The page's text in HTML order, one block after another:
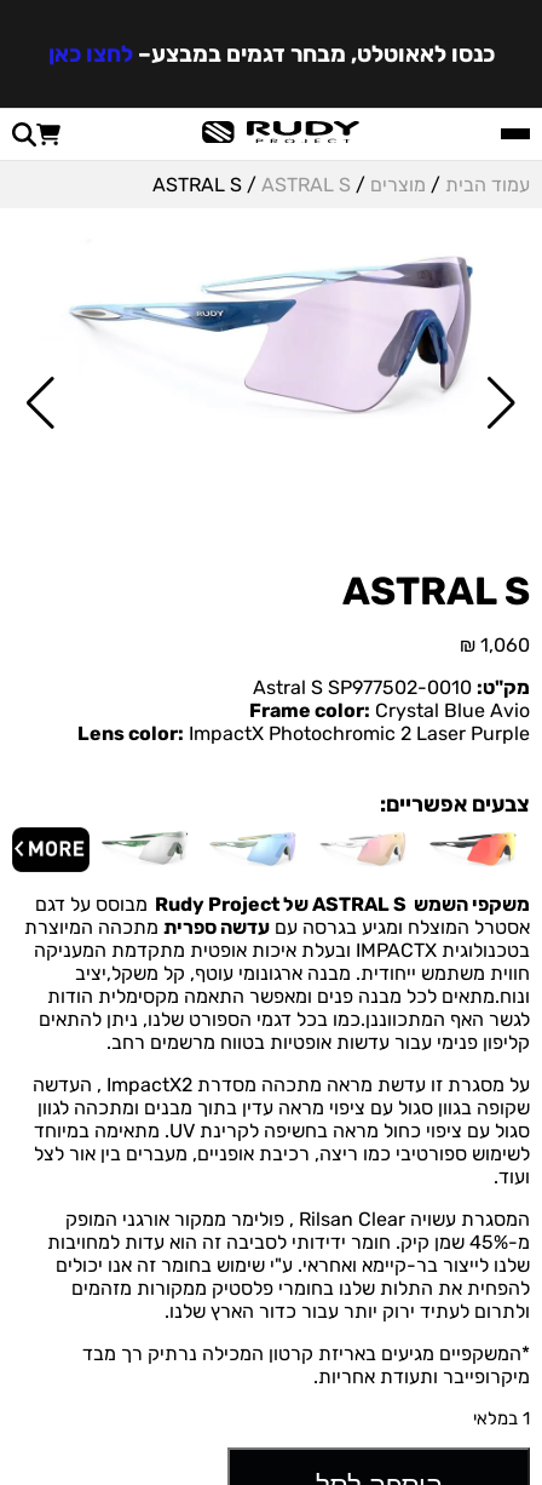
כנסו לאאוטלט, מבחר דגמים במבצע–לחצו כאן
עמוד הבית / מוצרים /
ASTRAL S
/ ASTRAL S
ASTRAL S
₪ 1,060
מק"ט:
Frame color: Crystal Blue Avio
Lens color: ImpactX Photochromic 2 Laser Purple
צבעים אפשריים:
משקפי השמש ASTRAL S של Rudy Project
מבוסס על דגם
אסטרל המוצלח ומגיע בגרסה עם עדשה ספרית מתכהה המיוצרת
בטכנולוגית IMPACTX ובעלת איכות אופטית מתקדמת המעניקה
חווית משתמש ייחודית. מבנה ארגונומי עוטף, קל משקל,יציב
ונוח.מתאים לכל מבנה פנים ומאפשר התאמה מקסימלית הודות
לגשר האף המתכווננן.כמו בכל דגמי הספורט שלנו, ניתן להתאים
קליפון פנימי עבור עדשות אופטיות בטווח מרשמים רחב.
על
מסגרת זו עדשת מראה מתכהה מסדרת ImpactX2 , העדשה
שקופה בגוון סגול עם ציפוי מראה עדין בתוך מבנים ומתכהה לגוון
סגול עם ציפוי כחול מראה בחשיפה לקרינת UV. מתאימה במיוחד
לשימוש ספורטיבי כמו ריצה, רכיבת אופניים, מעברים בין אור לצל
ועוד.
המסגרת עשויה Rilsan Clear , פולימר ממקור אורגני המופק
מ-45% שמן קיק. חומר ידידותי לסביבה זה הוא עדות למחויבות
שלנו לייצור בר-קיימא ואחראי. ע"י שימוש בחומר זה אנו יכולים
להפחית את התלות שלנו בחומרי פלסטיק ממקורות מזהמים
ולתרום לעתיד ירוק יותר עבור כדור הארץ שלנו.
*המשקפיים מגיעים באריזת קרטון המכילה נרתיק רך מבד
מיקרופייבר ותעודת אחריות.
1 במלאי